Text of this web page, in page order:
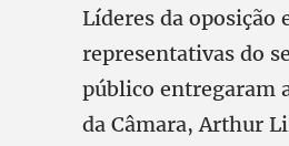
Líderes da oposição
representativas do
público entregaram
da Câmara, Arthur